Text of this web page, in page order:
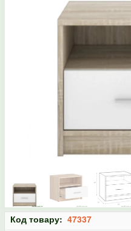
Код товару: 47337